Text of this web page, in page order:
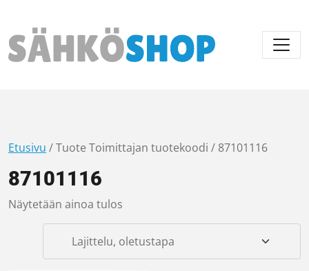
Päävalikko
Etusivu / Tuote Toimittajan tuotekoodi / 87101116
87101116
Näytetään ainoa tulos